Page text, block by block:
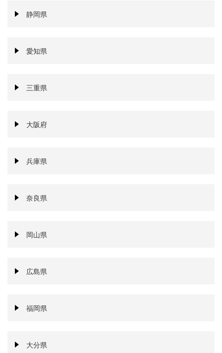
静岡県
愛知県
三重県
大阪府
兵庫県
奈良県
岡山県
広島県
福岡県
大分県